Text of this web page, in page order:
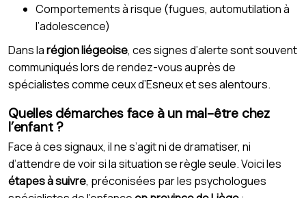
Comportements à risque (fugues, automutilation à
l’adolescence)
Dans larégion liégeoise, ces signes d’alerte sont souvent
communiqués lors de rendez-vous auprès de
spécialistes comme ceux d’Esneux et ses alentours.
Quelles démarches face à un mal-être chez
l’enfant ?
Face à ces signaux, il ne s’agit ni de dramatiser, ni
d’attendre de voir si la situation se règle seule. Voici les
étapes à suivre, préconisées par les psychologues